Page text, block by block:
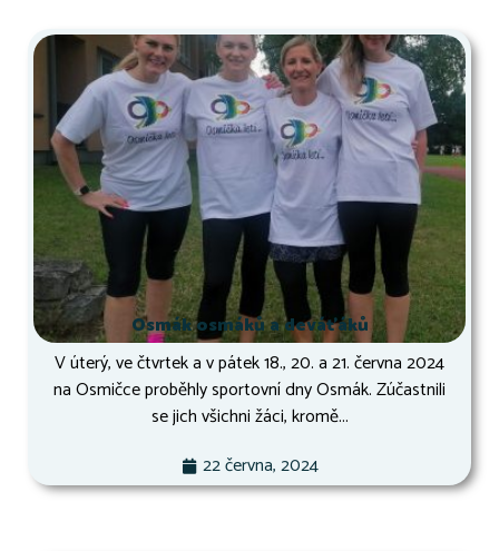
Osmák osmáků a deváťáků
V úterý, ve čtvrtek a v pátek 18., 20. a 21. června 2024
na Osmičce proběhly sportovní dny Osmák. Zúčastnili
se jich všichni žáci, kromě...
22 června, 2024